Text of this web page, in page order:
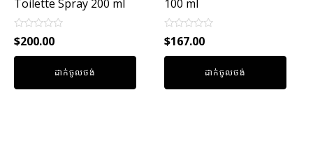
Toilette Spray 200 ml
Rated
0
out
$200.00
ដាក់ចូលថង់
100 ml
Rated
0
out
$167.00
ដាក់ចូលថង់